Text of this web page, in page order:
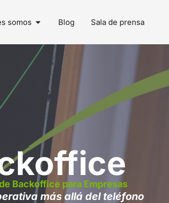
somos Blog Sala de prensa
Backoffice para Empresas
más allá del teléfono